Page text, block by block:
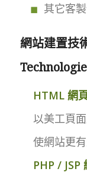
其它客
網站建置技
HTML 網
以美工頁
使網站更
PHP / JSP